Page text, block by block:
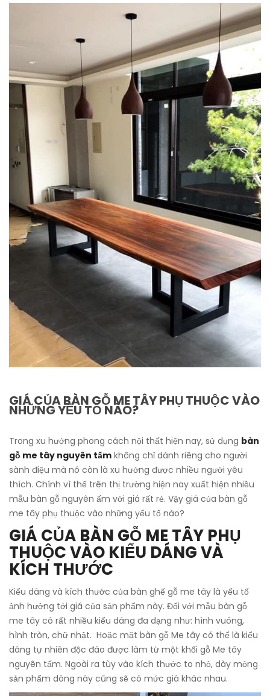
GIÁ CỦA BÀN GỖ ME TÂY PHỤ THUỘC VÀO
NHỮNG YẾU TỐ NÀO?
Trong xu hướng phong cách nội thất hiện nay, sử dụng bàn
gỗ me tây nguyên tấm không chỉ dành riêng cho người
sành điệu mà nó còn là xu hướng được nhiều người yêu
thích. Chính vì thế trên thị trường hiện nay xuất hiện nhiều
mẫu bàn gỗ nguyên ấm với giá rất rẻ. Vậy giá của bàn gỗ
me tây phụ thuộc vào những yếu tố nào?
GIÁ CỦA BÀN GỖ ME TÂY PHỤ
THUỘC VÀO KIỂU DÁNG VÀ
KÍCH THƯỚC
Kiểu dáng và kích thước của bàn ghế gỗ me tây là yếu tố
ảnh hưởng tới giá của sản phẩm này. Đối với mẫu bàn gỗ
me tây có rất nhiều kiểu dáng đa dạng như: hình vuông,
hình tròn, chữ nhật. Hoặc mặt bàn gỗ Me tây có thể là kiểu
dáng tự nhiên độc đáo được làm từ một khối gỗ Me tây
nguyên tấm. Ngoài ra tùy vào kích thước to nhỏ, dày mỏng
sản phẩm dòng này cũng sẽ có mức giá khác nhau.